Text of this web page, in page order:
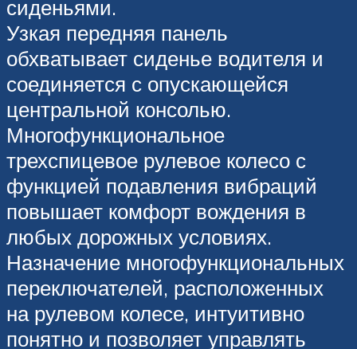
сиденьями.
Узкая передняя панель
обхватывает сиденье водителя и
соединяется с опускающейся
центральной консолью.
Многофункциональное
трехспицевое рулевое колесо с
функцией подавления вибраций
повышает комфорт вождения в
любых дорожных условиях.
Назначение многофункциональных
переключателей, расположенных
на рулевом колесе, интуитивно
понятно и позволяет управлять